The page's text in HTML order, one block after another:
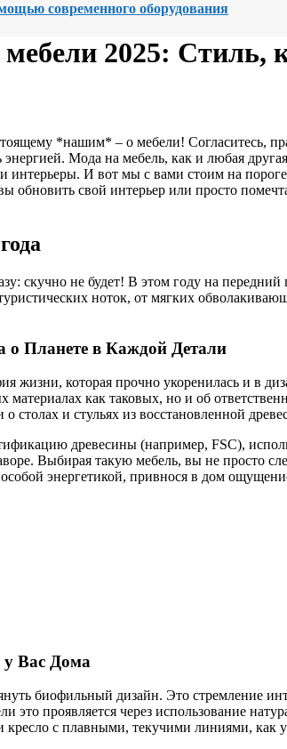
современного оборудования
мебели 2025:
*нашим* – о мебели! Согласитесь,
Мода на мебель, как и любая
интерьеры. И вот мы с вами стоим на
обновить свой интерьер или просто
скучно не будет! В этом году на
ноток, от мягких
о Планете в Каждой Детали
жизни, которая прочно укоренилась и в
как таковых, но и об
столах и стульях из восстановленной
древесины (например, FSC),
Выбирая такую мебель, вы не просто
энергетикой, привнося в дом
Вас Дома
биофильный дизайн. Это стремление
это проявляется через использование
с плавными, текучими линиями, как